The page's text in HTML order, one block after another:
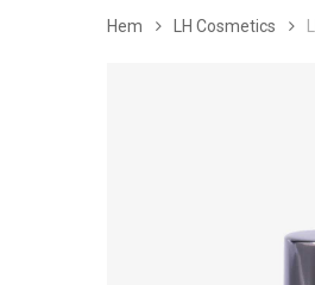
Hem LH Cosmetics